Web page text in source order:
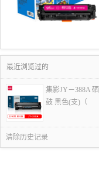
最近浏览过的
集影JY－388A 硒
鼓 黑色(支)（
清除历史记录